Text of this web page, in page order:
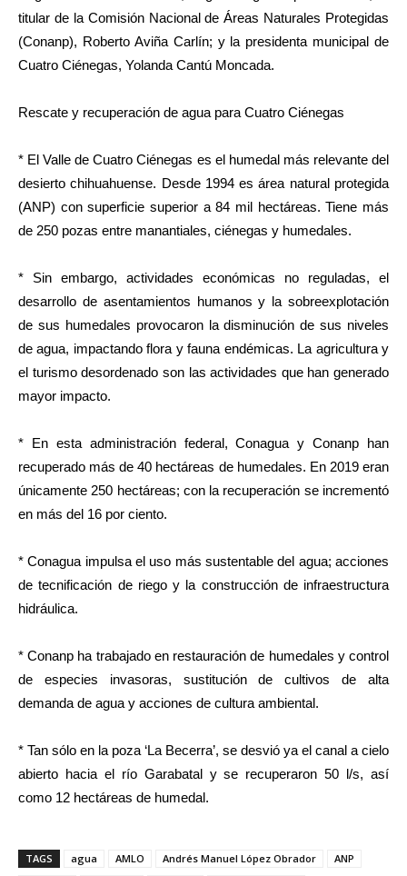
titular de la Comisión Nacional de Áreas Naturales Protegidas
(Conanp), Roberto Aviña Carlín; y la presidenta municipal de
Cuatro Ciénegas, Yolanda Cantú Moncada.
Rescate y recuperación de agua para Cuatro Ciénegas
* El Valle de Cuatro Ciénegas es el humedal más relevante del
desierto chihuahuense. Desde 1994 es área natural protegida
(ANP) con superficie superior a 84 mil hectáreas. Tiene más
de 250 pozas entre manantiales, ciénegas y humedales.
* Sin embargo, actividades económicas no reguladas, el
desarrollo de asentamientos humanos y la sobreexplotación
de sus humedales provocaron la disminución de sus niveles
de agua, impactando flora y fauna endémicas. La agricultura y
el turismo desordenado son las actividades que han generado
mayor impacto.
* En esta administración federal, Conagua y Conanp han
recuperado más de 40 hectáreas de humedales. En 2019 eran
únicamente 250 hectáreas; con la recuperación se incrementó
en más del 16 por ciento.
* Conagua impulsa el uso más sustentable del agua; acciones
de tecnificación de riego y la construcción de infraestructura
hidráulica.
* Conanp ha trabajado en restauración de humedales y control
de especies invasoras, sustitución de cultivos de alta
demanda de agua y acciones de cultura ambiental.
* Tan sólo en la poza ‘La Becerra’, se desvió ya el canal a cielo
abierto hacia el río Garabatal y se recuperaron 50 l/s, así
como 12 hectáreas de humedal.
TAGS agua AMLO Andrés Manuel López Obrador
ANP